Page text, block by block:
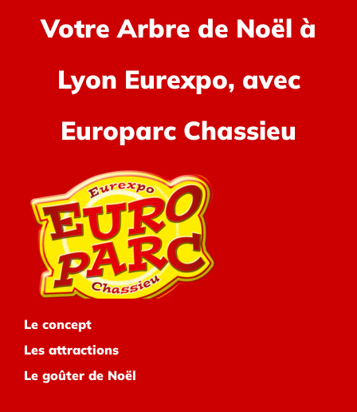
Votre Arbre de Noël à
Lyon Eurexpo, avec
Europarc Chassieu
Le concept
Les attractions
Le goûter de Noël